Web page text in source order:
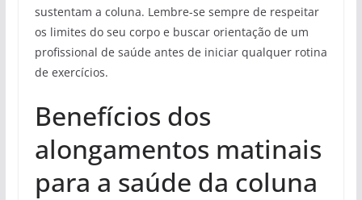
sustentam a coluna. Lembre-se sempre de respeitar
os limites do seu corpo e buscar orientação de um
profissional de saúde antes de iniciar qualquer rotina
de exercícios.
Benefícios dos
alongamentos matinais
para a saúde da coluna